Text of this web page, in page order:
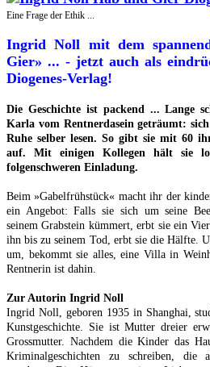
Eine Frage der Ethik ...
Ingrid Noll mit dem
Gier» ... - jetzt auch als
Diogenes-Verlag!
Die Geschichte ist packend ... Lange
Karla vom Rentnerdasein geträumt:
Ruhe selber lesen. So gibt sie mit 60
auf. Mit einigen Kollegen hält sie
folgenschweren Einladung.
Beim »Gabelfrühstück« macht ihr der
ein Angebot: Falls sie sich um seine
seinem Grabstein kümmert, erbt sie ein
ihn bis zu seinem Tod, erbt sie die Hälfte.
um, bekommt sie alles, eine Villa in
Rentnerin ist dahin.
Zur Autorin Ingrid Noll
Ingrid Noll, geboren 1935 in Shanghai,
Kunstgeschichte. Sie ist Mutter dreier
Grossmutter. Nachdem die Kinder das
Kriminalgeschichten zu schreiben, die